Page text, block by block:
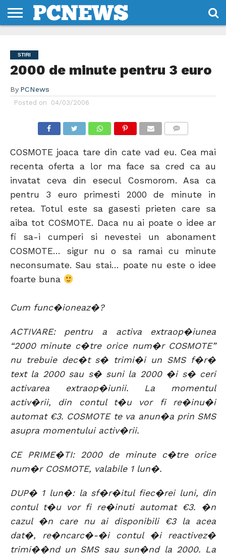
NOI
SI
CONDITII
STIRI
2000 de minute pentru 3 euro
By PCNews
Posted on 04/03/2006
COSMOTE joaca tare din cate vad eu. Cea mai
recenta oferta a lor ma face sa cred ca au
invatat ceva din esecul Cosmorom. Asa ca
pentru 3 euro primesti 2000 de minute in
retea. Totul este sa gasesti prieten care sa
aiba tot COSMOTE. Daca nu ai poate o idee ar
fi sa-i cumperi si nevestei un abonament
COSMOTE… sigur nu o sa ramai cu minute
neconsumate. Sau stai… poate nu este o idee
foarte buna
Cum func�ioneaz�?
ACTIVARE: pentru a activa extraop�iunea
“2000 minute c�tre orice num�r COSMOTE”
nu trebuie dec�t s� trimi�i un SMS f�r�
text la 2000 sau s� suni la 2000 �i s� ceri
activarea extraop�iunii. La momentul
activ�rii, din contul t�u vor fi re�inu�i
automat €3. COSMOTE te va anun�a prin SMS
asupra momentului activ�rii.
CE PRIME�TI: 2000 de minute c�tre orice
num�r COSMOTE, valabile 1 lun�.
DUP� 1 lun�: la sf�r�itul fiec�rei luni, din
contul t�u vor fi re�inuti automat €3. �n
cazul �n care nu ai disponibili €3 la acea
dat�, re�ncarc�-�i contul �i reactivez�
trimi��nd un SMS sau sun�nd la 2000. La